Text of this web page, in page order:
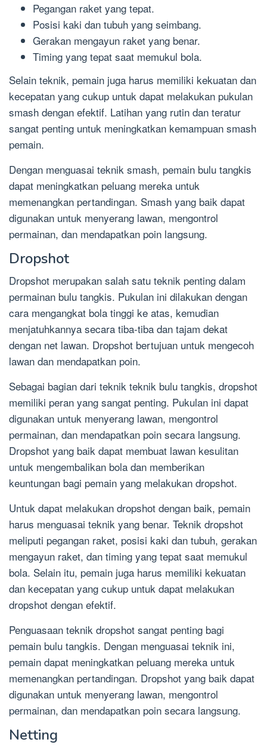
Pegangan raket yang tepat.
Posisi kaki dan tubuh yang seimbang.
Gerakan mengayun raket yang benar.
Timing yang tepat saat memukul bola.
Selain teknik, pemain juga harus memiliki kekuatan dan
kecepatan yang cukup untuk dapat melakukan pukulan
smash dengan efektif. Latihan yang rutin dan teratur
sangat penting untuk meningkatkan kemampuan smash
pemain.
Dengan menguasai teknik smash, pemain bulu tangkis
dapat meningkatkan peluang mereka untuk
memenangkan pertandingan. Smash yang baik dapat
digunakan untuk menyerang lawan, mengontrol
permainan, dan mendapatkan poin langsung.
Dropshot
Dropshot merupakan salah satu teknik penting dalam
permainan bulu tangkis. Pukulan ini dilakukan dengan
cara mengangkat bola tinggi ke atas, kemudian
menjatuhkannya secara tiba-tiba dan tajam dekat
dengan net lawan. Dropshot bertujuan untuk mengecoh
lawan dan mendapatkan poin.
Sebagai bagian dari teknik teknik bulu tangkis, dropshot
memiliki peran yang sangat penting. Pukulan ini dapat
digunakan untuk menyerang lawan, mengontrol
permainan, dan mendapatkan poin secara langsung.
Dropshot yang baik dapat membuat lawan kesulitan
untuk mengembalikan bola dan memberikan
keuntungan bagi pemain yang melakukan dropshot.
Untuk dapat melakukan dropshot dengan baik, pemain
harus menguasai teknik yang benar. Teknik dropshot
meliputi pegangan raket, posisi kaki dan tubuh, gerakan
mengayun raket, dan timing yang tepat saat memukul
bola. Selain itu, pemain juga harus memiliki kekuatan
dan kecepatan yang cukup untuk dapat melakukan
dropshot dengan efektif.
Penguasaan teknik dropshot sangat penting bagi
pemain bulu tangkis. Dengan menguasai teknik ini,
pemain dapat meningkatkan peluang mereka untuk
memenangkan pertandingan. Dropshot yang baik dapat
digunakan untuk menyerang lawan, mengontrol
permainan, dan mendapatkan poin secara langsung.
Netting